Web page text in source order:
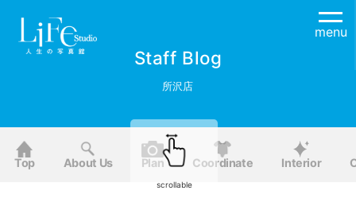
menu
Staff Blog
所沢店
Top About Us Plan Coordinate Interior